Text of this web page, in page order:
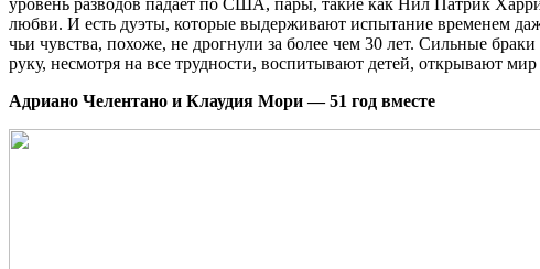
любви. И есть дуэты, которые выдерживают испытание временем
чьи чувства, похоже, не дрогнули за более чем 30 лет. Сильные
руку, несмотря на все трудности, воспитывают детей, открывают мир
Адриано Челентано и Клаудия Мори — 51 год вместе